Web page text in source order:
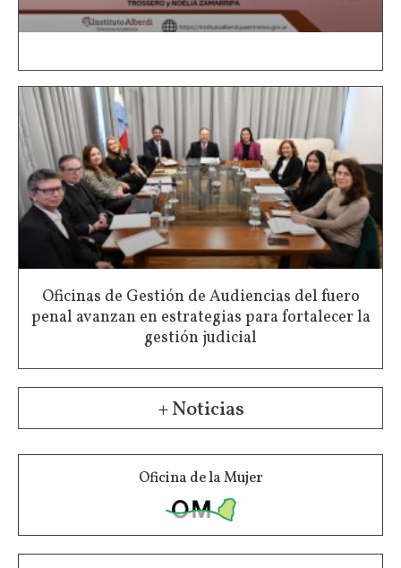
Oficinas de Gestión de Audiencias del fuero
penal avanzan en estrategias para fortalecer la
gestión judicial
+ Noticias
Oficina de la Mujer